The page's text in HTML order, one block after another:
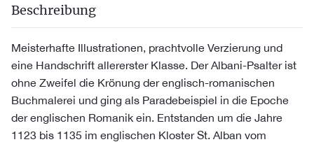
Beschreibung
Meisterhafte Illustrationen, prachtvolle Verzierung und
eine Handschrift allererster Klasse. Der Albani-Psalter ist
ohne Zweifel die Krönung der englisch-romanischen
Buchmalerei und ging als Paradebeispiel in die Epoche
der englischen Romanik ein. Entstanden um die Jahre
1123 bis 1135 im englischen Kloster St. Alban vom